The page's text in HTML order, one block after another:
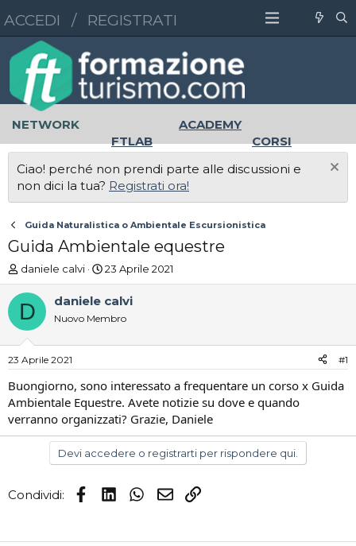
ACCEDI / REGISTRATI
NETWORK
ACADEMY
FTLAB
CORSI
LAVORO
Ciao! perché non prendi parte alle discussioni e
non dici la tua? Registrati ora!
Guida Naturalistica o Ambientale Escursionistica
Guida Ambientale equestre
A
u
t
e
i
s
u
s
s
e
daniele calvi
D
a
t
d
n
i
z
i
o
23 Aprile 2021
D daniele calvi
Nuovo Membro
23 Aprile 2021 #1
Buongiorno, sono interessato a frequentare un corso x Guida
Ambientale Equestre. Avete notizie su dove e quando
verranno organizzati? Grazie, Daniele
Devi accedere o registrarti per rispondere qui.
Condividi: Facebook
LinkedInWhatsApp
EmailLink